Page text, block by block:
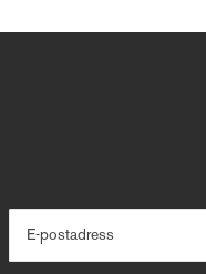
E-postadress